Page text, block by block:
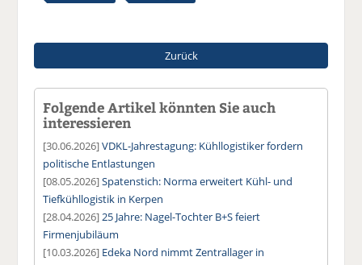
Zurück
Folgende Artikel könnten Sie auch
interessieren
[30.06.2026]VDKL-Jahrestagung: Kühllogistiker fordern
politische Entlastungen
[08.05.2026]Spatenstich: Norma erweitert Kühl- und
Tiefkühllogistik in Kerpen
[28.04.2026]25 Jahre: Nagel-Tochter B+S feiert
Firmenjubiläum
[10.03.2026] Edeka Nord nimmt Zentrallager in